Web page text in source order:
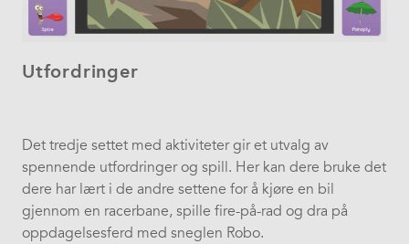
Utfordringer
Det tredje settet med aktiviteter gir et utvalg av
spennende utfordringer og spill. Her kan dere bruke det
dere har lært i de andre settene for å kjøre en bil
gjennom en racerbane, spille fire-på-rad og dra på
oppdagelsesferd med sneglen Robo.